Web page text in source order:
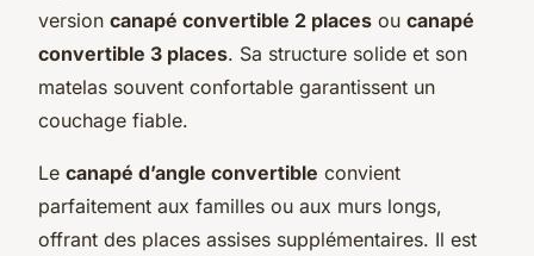
version canapé convertible 2 places ou canapé
convertible 3 places. Sa structure solide et son
matelas souvent confortable garantissent un
couchage fiable.
Le canapé d’angle convertible convient
parfaitement aux familles ou aux murs longs,
offrant des places assises supplémentaires. Il est